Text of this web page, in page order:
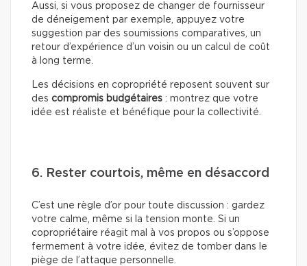
Aussi, si vous proposez de changer de fournisseur
de déneigement par exemple, appuyez votre
suggestion par des soumissions comparatives, un
retour d’expérience d’un voisin ou un calcul de coût
à long terme.
Les décisions en copropriété reposent souvent sur
des compromis budgétaires : montrez que votre
idée est réaliste et bénéfique pour la collectivité.
6. Rester courtois, même en désaccord
C’est une règle d’or pour toute discussion : gardez
votre calme, même si la tension monte. Si un
copropriétaire réagit mal à vos propos ou s’oppose
fermement à votre idée, évitez de tomber dans le
piège de l’attaque personnelle.